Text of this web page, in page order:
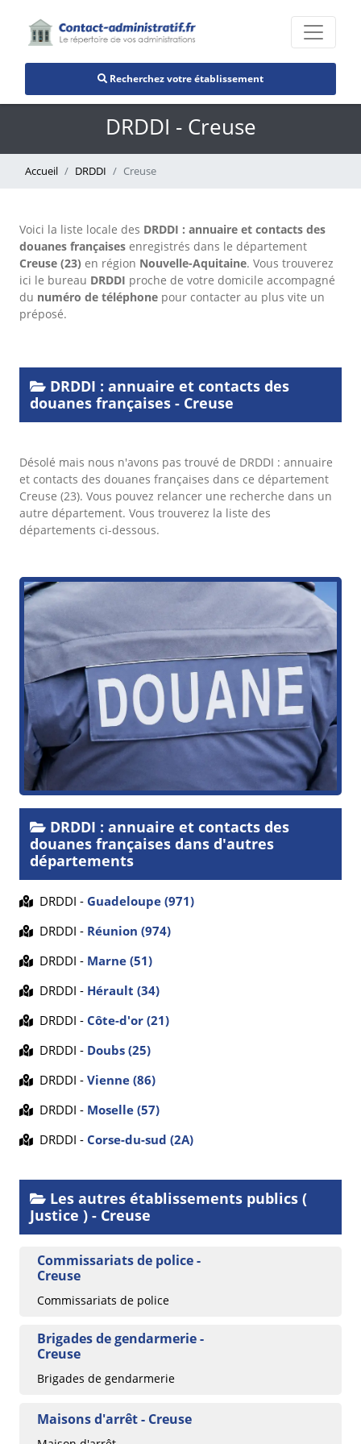
Recherchez votre établissement
DRDDI - Creuse
Accueil DRDDI Creuse
Voici la liste locale des DRDDI : annuaire et contacts des
douanes françaises enregistrés dans le département
Creuse (23) en région Nouvelle-Aquitaine. Vous trouverez
ici le bureau DRDDI proche de votre domicile accompagné
du numéro de téléphone pour contacter au plus vite un
préposé.
DRDDI : annuaire et contacts des
douanes françaises - Creuse
Désolé mais nous n'avons pas trouvé de DRDDI : annuaire
et contacts des douanes françaises dans ce département
Creuse (23). Vous pouvez relancer une recherche dans un
autre département. Vous trouverez la liste des
départements ci-dessous.
DRDDI : annuaire et contacts des
douanes françaises dans d'autres
départements
DRDDI - Guadeloupe (971)
DRDDI - Réunion (974)
DRDDI - Marne (51)
DRDDI - Hérault (34)
DRDDI - Côte-d'or (21)
DRDDI - Doubs (25)
DRDDI - Vienne (86)
DRDDI - Moselle (57)
DRDDI - Corse-du-sud (2A)
Les autres établissements publics (
Justice ) - Creuse
Commissariats de police -
Creuse
Commissariats de police
Brigades de gendarmerie -
Creuse
Brigades de gendarmerie
Maisons d'arrêt - Creuse